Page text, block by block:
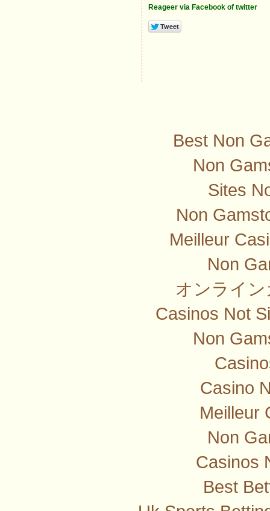
Reageer via Facebook of twitter
Best Non
Non
Sites
Non
Meilleur
Non
オンライ
Casinos Not
Non
Casino
Meilleur
Non
Casinos
Best